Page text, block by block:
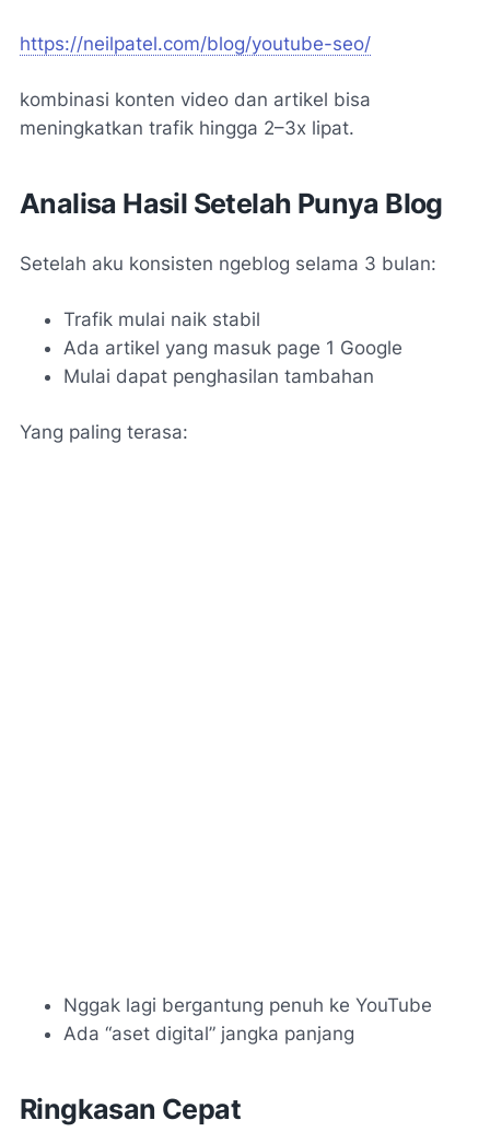
https://neilpatel.com/blog/youtube-seo/
kombinasi konten video dan artikel bisa
meningkatkan trafik hingga 2–3x lipat.
Analisa Hasil Setelah Punya Blog
Setelah aku konsisten ngeblog selama 3 bulan:
Trafik mulai naik stabil
Ada artikel yang masuk page 1 Google
Mulai dapat penghasilan tambahan
Yang paling terasa:
Nggak lagi bergantung penuh ke YouTube
Ada “aset digital” jangka panjang
Ringkasan Cepat